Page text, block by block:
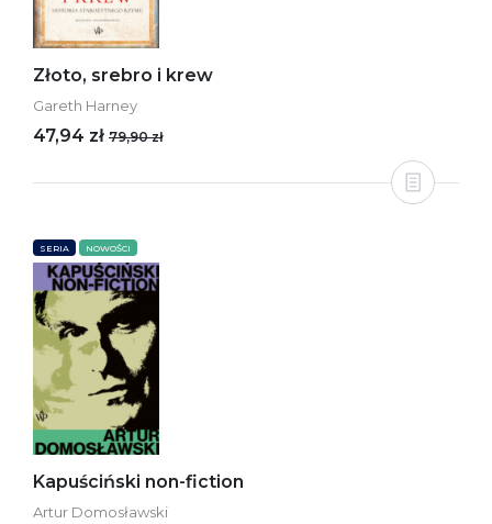
Złoto, srebro i krew
Gareth Harney
47,94 zł 79,90 zł
SERIA NOWOŚCI
Kapuściński non-fiction
Artur Domosławski